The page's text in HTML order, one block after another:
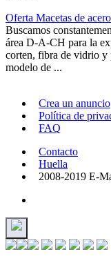
Oferta Macetas de
Buscamos
área D-A-CH para la
corten, fibra de vidrio y
modelo de ...
Crea un anuncio
Política de
FAQ
Contacto
Huella
2008-2019 E-